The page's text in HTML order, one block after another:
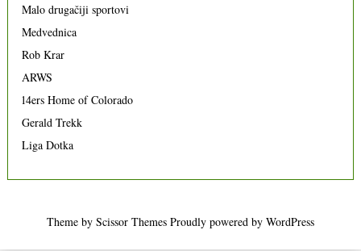
Malo drugačiji sportovi
Medvednica
Rob Krar
ARWS
14ers Home of Colorado
Gerald Trekk
Liga Dotka
Theme by Scissor Themes Proudly powered by WordPress